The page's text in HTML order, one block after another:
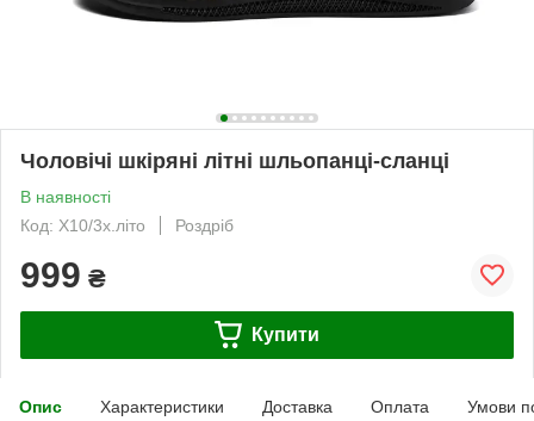
Чоловічі шкіряні літні шльопанці-сланці
В наявності
Код: X10/3х.літо
Роздріб
999 ₴
Купити
Опис Характеристики Доставка Оплата Умови